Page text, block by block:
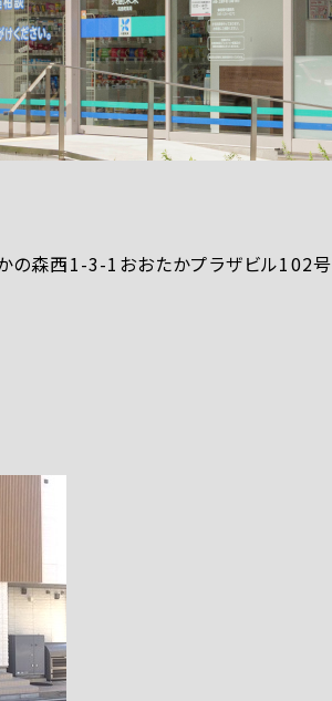
森西1-3-1おおたかプラザビル102号